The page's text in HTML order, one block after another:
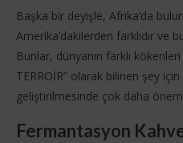
Başka bir deyişle, Afrika’da
Amerika’dakilerden farklıdır ve
Bunlar, dünyanın farklı
TERROİR” olarak bilinen şey
geliştirilmesinde çok daha
Fermantasyon